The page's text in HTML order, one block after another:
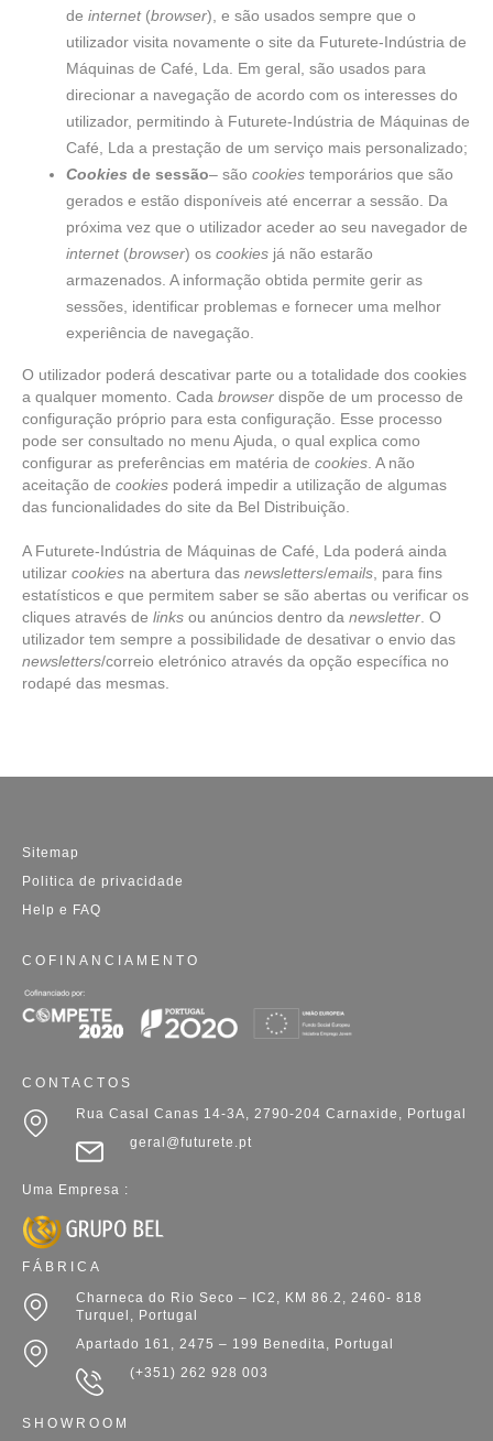
de internet(browser), e são usados sempre que o
utilizador visita novamente o site da Futurete-Indústria de
Máquinas de Café, Lda. Em geral, são usados para
direcionar a navegação de acordo com os interesses do
utilizador, permitindo à Futurete-Indústria de Máquinas de
Café, Lda a prestação de um serviço mais personalizado;
Cookies de sessão– são cookies temporários que são
gerados e estão disponíveis até encerrar a sessão. Da
próxima vez que o utilizador aceder ao seu navegador de
internet(browser) os cookies já não estarão
armazenados. A informação obtida permite gerir as
sessões, identificar problemas e fornecer uma melhor
experiência de navegação.
O utilizador poderá descativar parte ou a totalidade dos cookies
a qualquer momento. Cada browser dispõe de um processo de
configuração próprio para esta configuração. Esse processo
pode ser consultado no menu Ajuda, o qual explica como
configurar as preferências em matéria de cookies. A não
aceitação de cookies poderá impedir a utilização de algumas
das funcionalidades do site da Bel Distribuição.
A Futurete-Indústria de Máquinas de Café, Lda poderá ainda
utilizar cookies na abertura das newsletters/emails, para fins
estatísticos e que permitem saber se são abertas ou verificar os
cliques através de links ou anúncios dentro da newsletter. O
utilizador tem sempre a possibilidade de desativar o envio das
newsletters/correio eletrónico através da opção específica no
rodapé das mesmas.
Sitemap
Politica de privacidade
Help e FAQ
COFINANCIAMENTO
CONTACTOS
Rua Casal Canas 14-3A, 2790-204 Carnaxide, Portugal
geral@futurete.pt
Uma Empresa :
FÁBRICA
Charneca do Rio Seco – IC2, KM 86.2, 2460- 818
Turquel, Portugal
Apartado 161, 2475 – 199 Benedita, Portugal
(+351) 262 928 003
SHOWROOM